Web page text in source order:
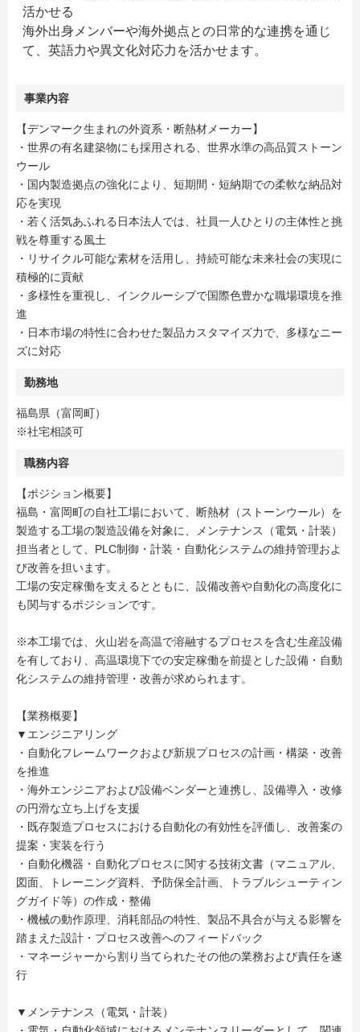
活かせる
海外出身メンバーや海外拠点との日常的な連携を通じ
て、英語力や異文化対応力を活かせます。
事業内容
【デンマーク生まれの外資系・断熱材メーカー】
・世界の有名建築物にも採用される、世界水準の高品質ストーン
ウール
・国内製造拠点の強化により、短期間・短納期での柔軟な納品対
応を実現
・若く活気あふれる日本法人では、社員一人ひとりの主体性と挑
戦を尊重する風土
・リサイクル可能な素材を活用し、持続可能な未来社会の実現に
積極的に貢献
・多様性を重視し、インクルーシブで国際色豊かな職場環境を推
進
・日本市場の特性に合わせた製品カスタマイズ力で、多様なニー
ズに対応
勤務地
福島県（富岡町）
※社宅相談可
職務内容
【ポジション概要】
福島・富岡町の自社工場において、断熱材（ストーンウール）を
製造する工場の製造設備を対象に、メンテナンス（電気・計装）
担当者として、PLC制御・計装・自動化システムの維持管理およ
び改善を担います。
工場の安定稼働を支えるとともに、設備改善や自動化の高度化に
も関与するポジションです。
※本工場では、火山岩を高温で溶融するプロセスを含む生産設備
を有しており、高温環境下での安定稼働を前提とした設備・自動
化システムの維持管理・改善が求められます。
【業務概要】
▼エンジニアリング
・自動化フレームワークおよび新規プロセスの計画・構築・改善
を推進
・海外エンジニアおよび設備ベンダーと連携し、設備導入・改修
の円滑な立ち上げを支援
・既存製造プロセスにおける自動化の有効性を評価し、改善案の
提案・実装を行う
・自動化機器・自動化プロセスに関する技術文書（マニュアル、
図面、トレーニング資料、予防保全計画、トラブルシューティン
グガイド等）の作成・整備
・機械の動作原理、消耗部品の特性、製品不具合が与える影響を
踏まえた設計・プロセス改善へのフィードバック
・マネージャーから割り当てられたその他の業務および責任を遂
行
▼メンテナンス（電気・計装）